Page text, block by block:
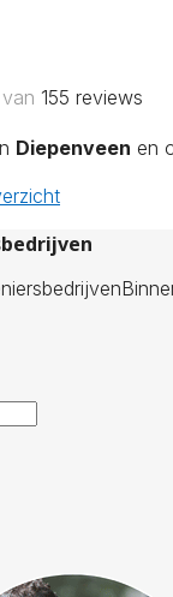
155 reviews
Diepenveen en